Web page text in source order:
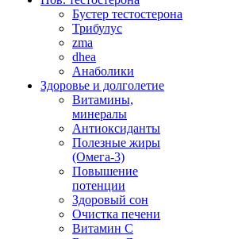
Бустер тестостерона
Трибулус
zma
dhea
Анаболики
Здоровье и долголетие
Витамины,
минералы
Антиоксиданты
Полезные жиры
(Омега-3)
Повышение
потенции
Здоровый сон
Очистка печени
Витамин С